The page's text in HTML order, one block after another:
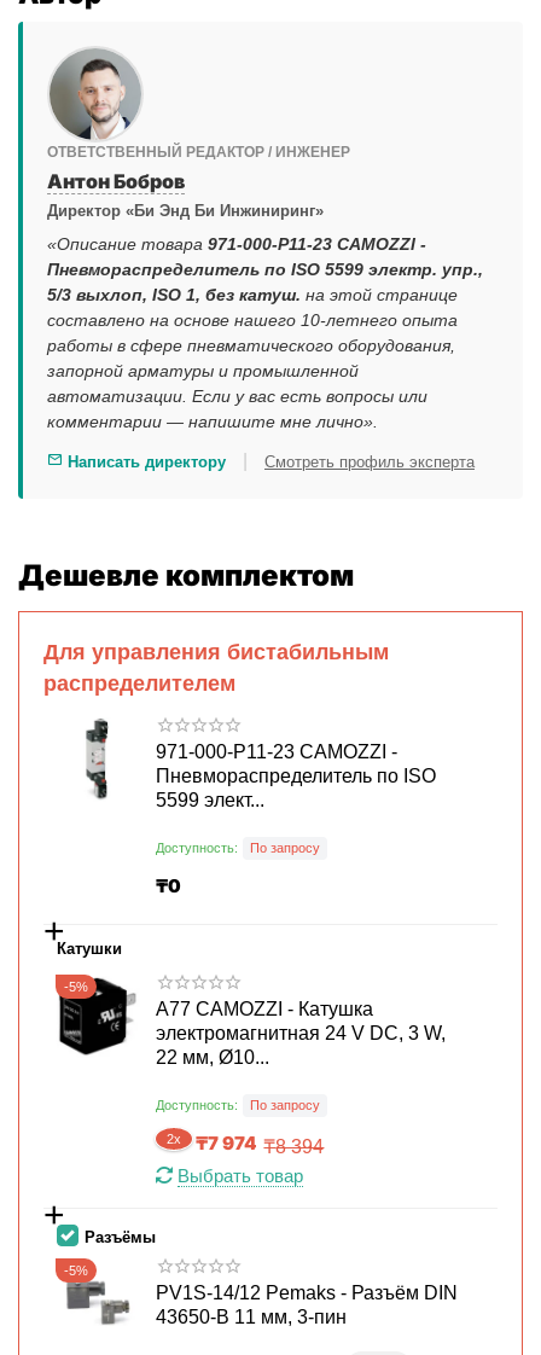
ОТВЕТСТВЕННЫЙ РЕДАКТОР / ИНЖЕНЕР
Антон Бобров
Директор «Би Энд Би Инжиниринг»
«Описание товара 971-000-P11-23 CAMOZZI -
Пневмораспределитель по ISO 5599 электр. упр.,
5/3 выхлоп, ISO 1, без катуш. на этой странице
составлено на основе нашего 10-летнего опыта
работы в сфере пневматического оборудования,
запорной арматуры и промышленной
автоматизации. Если у вас есть вопросы или
комментарии — напишите мне лично».
Написать директору Смотреть профиль эксперта
Дешевле комплектом
Для управления бистабильным
распределителем
971-000-P11-23 CAMOZZI -
Пневмораспределитель по ISO
5599 элект...
Доступность: По запросу
₸0
+Катушки
-5%
A77 CAMOZZI - Катушка
электромагнитная 24 V DC, 3 W,
22 мм, Ø10...
Доступность: По запросу
2x ₸7 974 ₸8 394
Выбрать товар
+
Разъёмы
-5%
PV1S-14/12 Pemaks - Разъём DIN
43650-B 11 мм, 3-пин